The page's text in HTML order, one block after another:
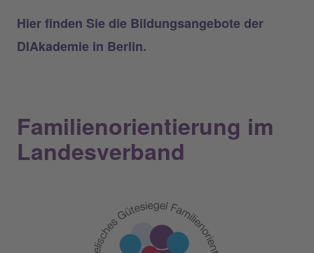
Hier finden Sie die Bildungsangebote der
DIAkademie in Berlin.
Familienorientierung im
Landesverband